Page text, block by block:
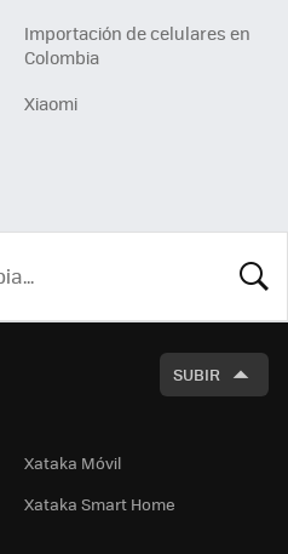
Importación de celulares en
Colombia
Xiaomi
SUBIR
Xataka Móvil
Xataka Smart Home